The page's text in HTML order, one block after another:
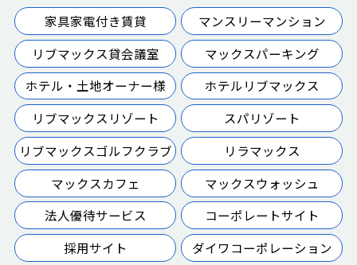
家具家電付き賃貸
マンスリーマンション
リブマックス貸会議室
マックスパーキング
ホテル・土地オーナー様
ホテルリブマックス
リブマックスリゾート
スパリゾート
リブマックスゴルフクラブ
リラマックス
マックスカフェ
マックスウォッシュ
法人優待サービス
コーポレートサイト
採用サイト
ダイワコーポレーション